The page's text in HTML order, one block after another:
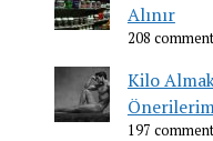
Alınır
208
Kilo
197